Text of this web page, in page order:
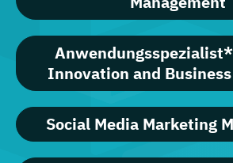
Innovation and
Social Media Marketing